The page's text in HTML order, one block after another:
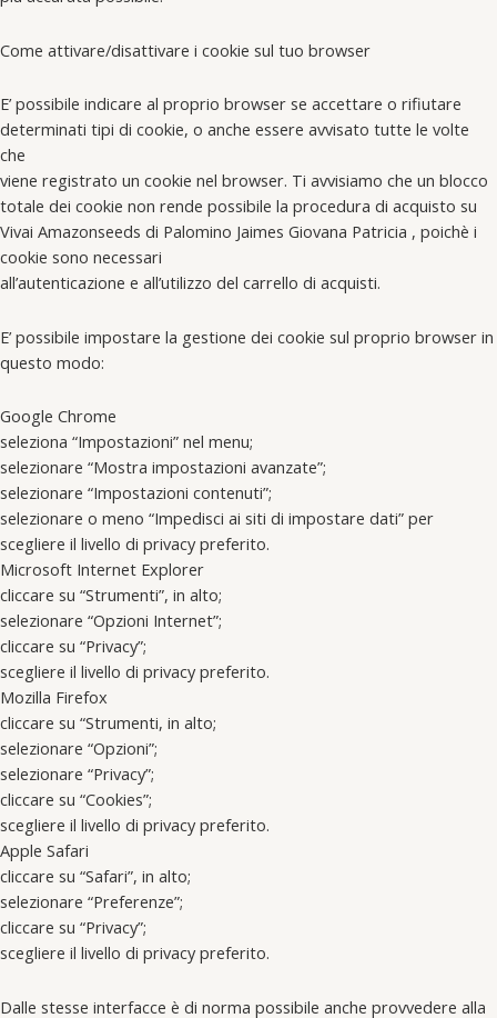
Come attivare/disattivare i cookie sul tuo browser
E’ possibile indicare al proprio browser se accettare o rifiutare
determinati tipi di cookie, o anche essere avvisato tutte le volte
che
viene registrato un cookie nel browser. Ti avvisiamo che un blocco
totale dei cookie non rende possibile la procedura di acquisto su
Vivai Amazonseeds di Palomino Jaimes Giovana Patricia , poichè i
cookie sono necessari
all’autenticazione e all’utilizzo del carrello di acquisti.
E’ possibile impostare la gestione dei cookie sul proprio browser in
questo modo:
Google Chrome
seleziona “Impostazioni” nel menu;
selezionare “Mostra impostazioni avanzate”;
selezionare “Impostazioni contenuti”;
selezionare o meno “Impedisci ai siti di impostare dati” per
scegliere il livello di privacy preferito.
Microsoft Internet Explorer
cliccare su “Strumenti”, in alto;
selezionare “Opzioni Internet”;
cliccare su “Privacy”;
scegliere il livello di privacy preferito.
Mozilla Firefox
cliccare su “Strumenti, in alto;
selezionare “Opzioni”;
selezionare “Privacy”;
cliccare su “Cookies”;
scegliere il livello di privacy preferito.
Apple Safari
cliccare su “Safari”, in alto;
selezionare “Preferenze”;
cliccare su “Privacy”;
scegliere il livello di privacy preferito.
Dalle stesse interfacce è di norma possibile anche provvedere alla